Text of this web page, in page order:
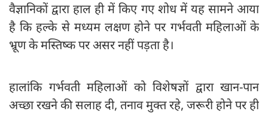
वैज्ञानिकों द्वारा हाल ही में किए गए शोध में यह सामने आया
है कि हल्के से मध्यम लक्षण होने पर गर्भवती महिलाओं के
भ्रूण के मस्तिष्क पर असर नहीं पड़ता है।
हालांकि गर्भवती महिलाओं को विशेषज्ञों द्वारा खान-पान
अच्छा रखने की सलाह दी, तनाव मुक्त रहे, जरूरी होने पर ही